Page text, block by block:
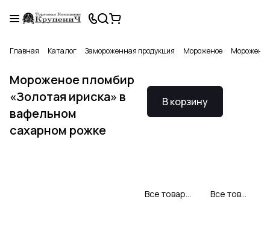
Главная Каталог Замороженная продукция Мороженое
Мороженое пломбир
«Золотая ириска» в
вафельном
сахарном рожке
В корзину
Все товары Свитлогорье Все товары категории